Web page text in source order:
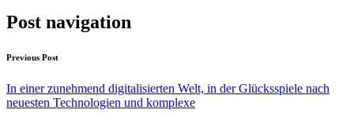
Post navigation
Previous Post
In einer zunehmend digitalisierten Welt, in der Glücksspiele nach
neuesten Technologien und komplexe